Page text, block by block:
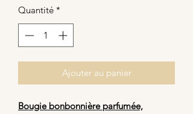
Quantité *
Ajouter au panier
Bougie bonbonnière parfumée,